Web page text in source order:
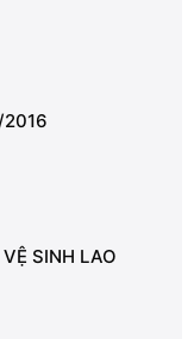
SINH LAO